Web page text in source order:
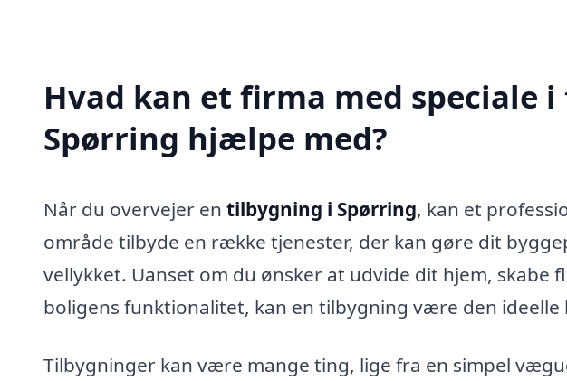
Hvad kan et firma med speciale
Spørring hjælpe med?
Når du overvejer en tilbygning i Spørring, kan et
område tilbyde en række tjenester, der kan gøre dit
vellykket. Uanset om du ønsker at udvide dit hjem,
boligens funktionalitet, kan en tilbygning være den ideelle
Tilbygninger kan være mange ting, lige fra en simpel